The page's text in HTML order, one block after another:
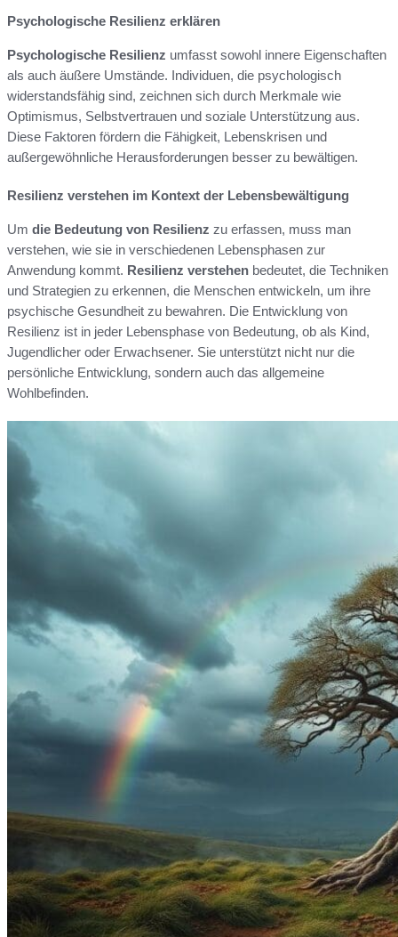
Psychologische Resilienz erklären
Psychologische Resilienz umfasst sowohl innere Eigenschaften
als auch äußere Umstände. Individuen, die psychologisch
widerstandsfähig sind, zeichnen sich durch Merkmale wie
Optimismus, Selbstvertrauen und soziale Unterstützung aus.
Diese Faktoren fördern die Fähigkeit, Lebenskrisen und
außergewöhnliche Herausforderungen besser zu bewältigen.
Resilienz verstehen im Kontext der Lebensbewältigung
Um die Bedeutung von Resilienz zu erfassen, muss man
verstehen, wie sie in verschiedenen Lebensphasen zur
Anwendung kommt. Resilienz verstehen bedeutet, die Techniken
und Strategien zu erkennen, die Menschen entwickeln, um ihre
psychische Gesundheit zu bewahren. Die Entwicklung von
Resilienz ist in jeder Lebensphase von Bedeutung, ob als Kind,
Jugendlicher oder Erwachsener. Sie unterstützt nicht nur die
persönliche Entwicklung, sondern auch das allgemeine
Wohlbefinden.